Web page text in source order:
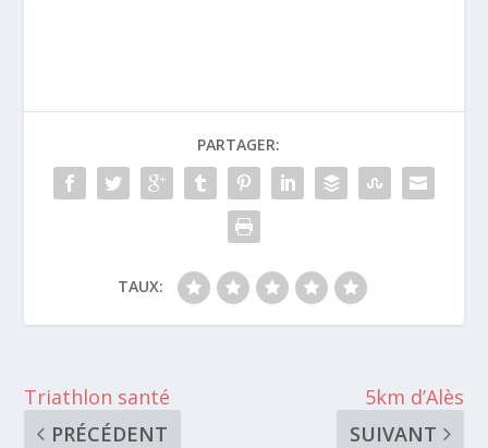
PARTAGER:
TAUX:
Triathlon santé
PRÉCÉDENT
5km d’Alès
SUIVANT